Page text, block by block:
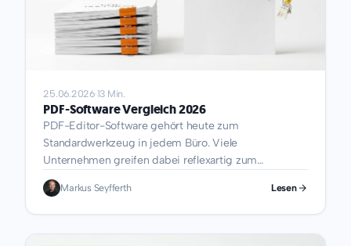
25.06.2026·13 Min.
PDF-Software Vergleich 2026
PDF-Editor-Software gehört heute zum
Standardwerkzeug in jedem Büro. Viele
Unternehmen greifen dabei reflexartig zum
bekanntesten Namen auf dem Markt, ohne zu prüfen,
welche Funktionen tatsächlich gebraucht werden.
Der Unterschied zwischen Annotieren,
Markus Seyfferth Lesen